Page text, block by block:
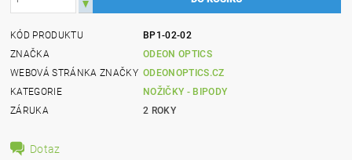
KÓD PRODUKTU
BP1-02-02
ZNAČKA
ODEON OPTICS
WEBOVÁ STRÁNKA ZNAČKY ODEONOPTICS.CZ
KATEGORIE
NOŽIČKY - BIPODY
ZÁRUKA
2 ROKY
Dotaz